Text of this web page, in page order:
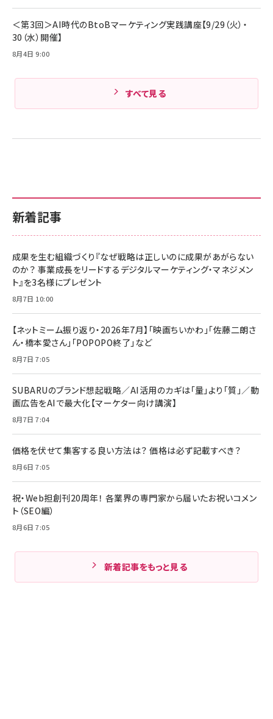
新着記事
成果を生む組織づくり『なぜ戦略は正しいのに成果があがらない
のか？ 事業成長をリードするデジタルマーケティング・マネジメン
ト』を3名様にプレゼント
8月7日 10:00
【ネットミーム振り返り・2026年7月】「映画ちいかわ」「佐藤二朗さ
ん・橋本愛さん」「POPOPO終了」など
8月7日 7:05
SUBARUのブランド想起戦略／AI活用のカギは「量」より「質」／動
画広告をAIで最大化【マーケター向け講演】
8月7日 7:04
価格を伏せて集客する良い方法は？ 価格は必ず記載すべき？
8月6日 7:05
祝・Web担創刊20周年！ 各業界の専門家から届いたお祝いコメン
ト（SEO編）
8月6日 7:05
新着記事をもっと見る
＜第3回＞AI時代のBtoBマーケティング実践講座【9/29（火）・
30（水）開催】
8月4日 9:00
すべて見る